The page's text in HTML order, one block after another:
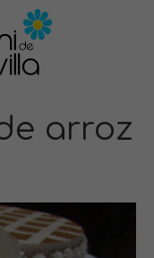
arroz